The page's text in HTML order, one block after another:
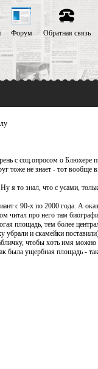
Форум Обратная связь
соц.опросом о Блюхере
тоже не знает - тот
я то знал, что с усами,
с 90-х по 2000 года. А
читал про него там
площадь, тем более
убрали и скамейки
чтобы хоть имя можно
ущербная площадь -